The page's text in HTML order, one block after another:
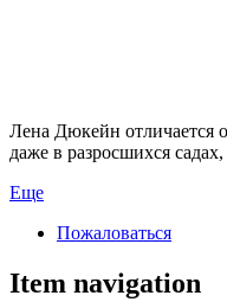
Лена Дюкейн отличается
даже в разросшихся
Еще
Пожаловаться
Item navigation